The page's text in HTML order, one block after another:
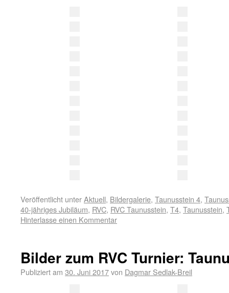
Veröffentlicht unterAktuell, Bildergalerie, Taunusstein 4,
40-jähriges Jubiläum, RVC, RVC Taunusstein, T4, Taunusstein,
Hinterlasse einen Kommentar
Bilder zum RVC Turnier:
Publiziert am 30. Juni 2017von Dagmar Sedlak-Breil